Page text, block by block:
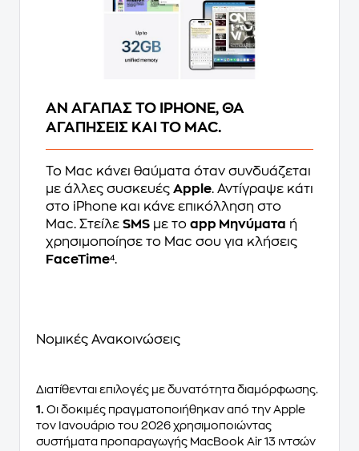
ΑΝ ΑΓΑΠΑΣ ΤΟ IPHONE, ΘΑ
ΑΓΑΠΗΣΕΙΣ ΚΑΙ ΤΟ MAC.
Το Mac κάνει θαύματα όταν συνδυάζεται
με άλλες συσκευές Apple. Αντίγραψε κάτι
στο iPhone και κάνε επικόλληση στο
Mac. Στείλε SMS με το app Μηνύματα ή
χρησιμοποίησε το Mac σου για κλήσεις
FaceTime⁴.
Νομικές Ανακοινώσεις
Διατίθενται επιλογές με δυνατότητα διαμόρφωσης.
1. Οι δοκιμές πραγματοποιήθηκαν από την Apple
τον Ιανουάριο του 2026 χρησιμοποιώντας
συστήματα προπαραγωγής MacBook Air 13 ιντσών